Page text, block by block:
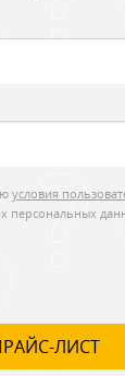
условия
персональных
ЛИСТ